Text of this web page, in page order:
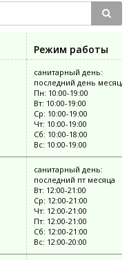
Режим работы
санитарный день:
последний день месяца
Пн: 10:00-19:00
Вт: 10:00-19:00
Ср: 10:00-19:00
Чт: 10:00-19:00
Сб: 10:00-18:00
Вс: 10:00-19:00
санитарный день:
последний пт месяца
Вт: 12:00-21:00
Ср: 12:00-21:00
Чт: 12:00-21:00
Пт: 12:00-21:00
Сб: 12:00-21:00
Вс: 12:00-20:00